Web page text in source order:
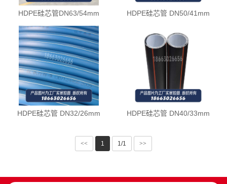
HDPE硅芯管DN63/54mm HDPE硅芯管 DN50/41mm
HDPE硅芯管 DN32/26mm HDPE硅芯管 DN40/33mm
<< 1 1/1 >>